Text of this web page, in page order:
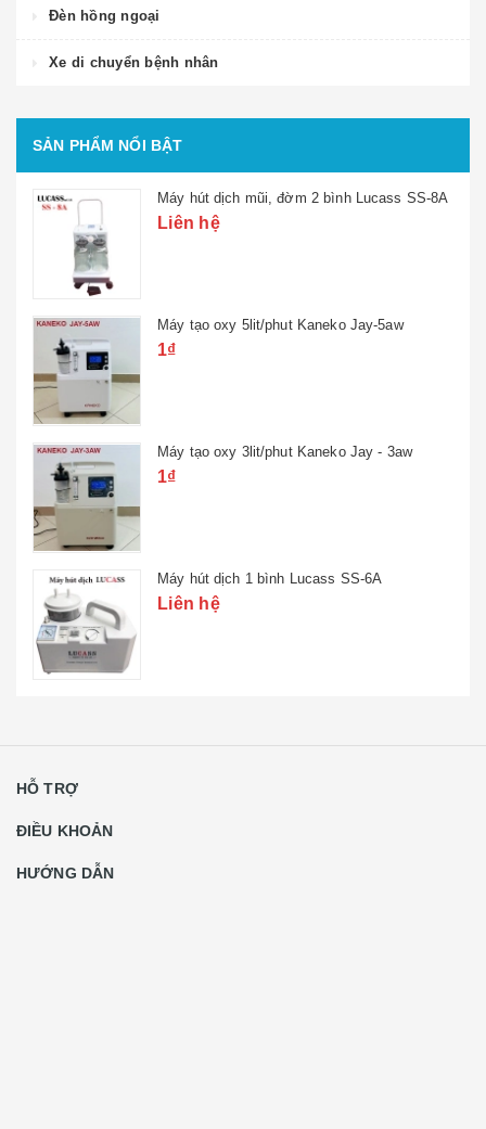
Đèn hồng ngoại
Xe di chuyển bệnh nhân
SẢN PHẨM NỔI BẬT
Máy hút dịch mũi, đờm 2 bình Lucass SS-8A
Liên hệ
Máy tạo oxy 5lit/phut Kaneko Jay-5aw
1₫
Máy tạo oxy 3lit/phut Kaneko Jay - 3aw
1₫
Máy hút dịch 1 bình Lucass SS-6A
Liên hệ
HỖ TRỢ
ĐIỀU KHOẢN
HƯỚNG DẪN